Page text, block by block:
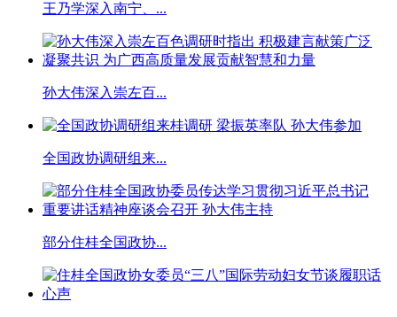
王乃学深入南宁、...
孙大伟深入崇左百...
全国政协调研组来...
部分住桂全国政协...